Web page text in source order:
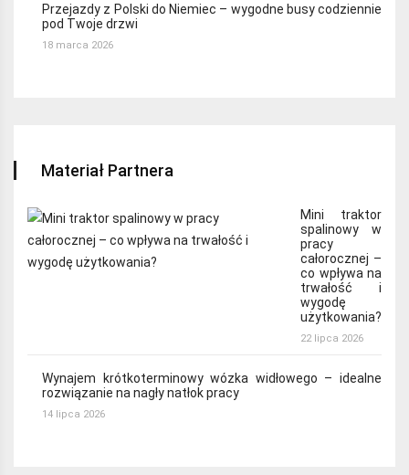
Przejazdy z Polski do Niemiec – wygodne busy codziennie
pod Twoje drzwi
18 marca 2026
Materiał Partnera
Mini traktor
spalinowy w
pracy
całorocznej –
co wpływa na
trwałość i
wygodę
użytkowania?
22 lipca 2026
Wynajem krótkoterminowy wózka widłowego – idealne
rozwiązanie na nagły natłok pracy
14 lipca 2026